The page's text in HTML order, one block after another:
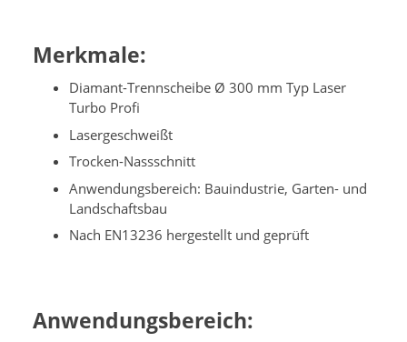
Merkmale:
Diamant-Trennscheibe Ø 300 mm Typ Laser
Turbo Profi
Lasergeschweißt
Trocken-Nassschnitt
Anwendungsbereich: Bauindustrie, Garten- und
Landschaftsbau
Nach EN13236 hergestellt und geprüft
Anwendungsbereich: